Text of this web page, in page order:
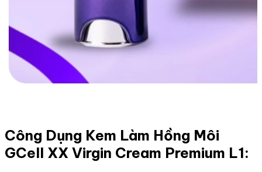
Công Dụng Kem Làm Hồng Môi
GCell XX Virgin Cream Premium L1: